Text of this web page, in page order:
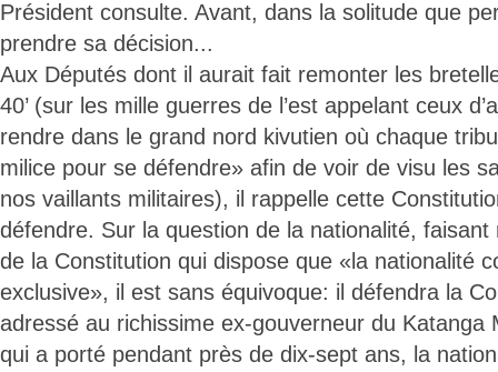
Président consulte. Avant, dans la solitude que
prendre sa décision...
Aux Députés dont il aurait fait remonter les
40’ (sur les mille guerres de l’est appelant ceux
rendre dans le grand nord kivutien où chaque
milice pour se défendre» afin de voir de visu les
nos vaillants militaires), il rappelle cette
défendre. Sur la question de la nationalité, faisant
de la Constitution qui dispose que «la nationalité
exclusive», il est sans équivoque: il défendra la
adressé au richissime ex-gouverneur du Katanga
qui a porté pendant près de dix-sept ans, la